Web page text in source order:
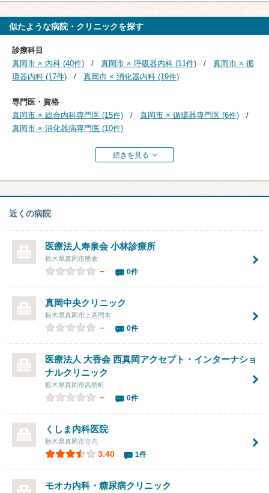
似たような病院・クリニックを探す
診療科目
真岡市 × 内科 (40件)
真岡市 × 呼吸器内科 (11件)
真岡市 × 循
環器内科 (17件)
真岡市 × 消化器内科 (19件)
専門医・資格
真岡市 × 総合内科専門医 (15件)
真岡市 × 循環器専門医 (6件)
真岡市 × 消化器病専門医 (10件)
続きを見る
近くの病院
医療法人寿泉会小林診療所
栃木県真岡市熊倉
－ 0件
真岡中央クリニック
栃木県真岡市上高間木
－ 0件
医療法人 大香会 西真岡アクセプト・インターナショ
ナルクリニック
栃木県真岡市高勢町
－ 0件
くしま内科医院
栃木県真岡市寺内
3.40 1件
モオカ内科・糖尿病クリニック